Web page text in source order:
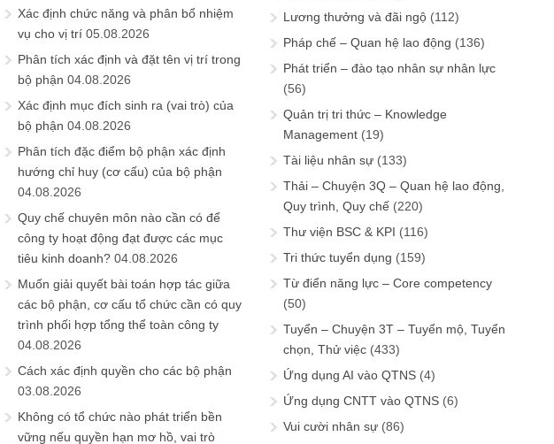
Xác định chức năng và phân bổ nhiệm
vụ cho vị trí 05.08.2026
Phân tích xác định và đặt tên vị trí trong
bộ phận 04.08.2026
Xác định mục đích sinh ra (vai trò) của
bộ phận 04.08.2026
Phân tích đặc điểm bộ phận xác định
hướng chỉ huy (cơ cấu) của bộ phận
04.08.2026
Quy chế chuyên môn nào cần có để
công ty hoạt động đạt được các mục
tiêu kinh doanh? 04.08.2026
Muốn giải quyết bài toán hợp tác giữa
các bộ phận, cơ cấu tổ chức cần có quy
trình phối hợp tổng thể toàn công ty
04.08.2026
Cách xác định quyền cho các bộ phận
03.08.2026
Không có tổ chức nào phát triển bền
vững nếu quyền hạn mơ hồ, vai trò
Lương thưởng và đãi ngộ (112)
Pháp chế – Quan hệ lao động (136)
Phát triển – đào tạo nhân sự nhân lực
(56)
Quản trị tri thức – Knowledge
Management (19)
Tài liệu nhân sự (133)
Thải – Chuyện 3Q – Quan hệ lao động,
Quy trình, Quy chế (220)
Thư viện BSC & KPI (116)
Tri thức tuyển dụng (159)
Từ điển năng lực – Core competency
(50)
Tuyển – Chuyện 3T – Tuyển mộ, Tuyển
chọn, Thử việc (433)
Ứng dụng AI vào QTNS (4)
Ứng dụng CNTT vào QTNS (6)
Vui cười nhân sự (86)